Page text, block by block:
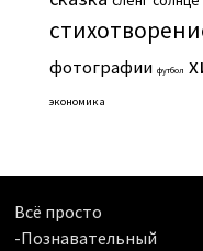
фотографии футбол
экономика
Всё просто
-Познавательный